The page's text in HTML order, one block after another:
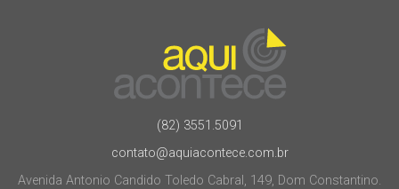
(82) 3551.5091
contato@aquiacontece.com.br
Avenida Antonio Candido Toledo Cabral, 149, Dom Constantino.